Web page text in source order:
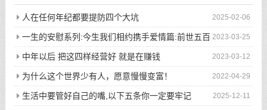
2025-02-06
人在任何年纪都要提防四个大坑
2023-03-25
一生的安慰系列:今生我们相约携手爱情篇:前世五百
次的回眸才换来今生的相遇
2023-03-12
中年以后 把这四样经营好 就是在赚钱
2022-04-29
为什么这个世界少有人，愿意慢慢变富！
2025-12-11
生活中要管好自己的嘴,以下五条你一定要牢记